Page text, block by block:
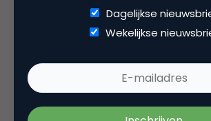
stimuleren zich van anderen
lijken hun producten op het eerste
7. Bundel producten
Dagelijkse
Wekelijkse